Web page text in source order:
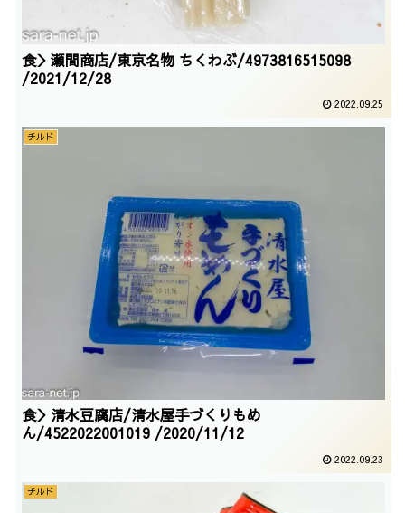
食＞瀬間商店/東京名物 ちくわぶ/4973816515098
/2021/12/28
2022.09.25
チルド
食＞清水豆腐店/清水屋手づくりもめ
ん/4522022001019 /2020/11/12
2022.09.23
チルド